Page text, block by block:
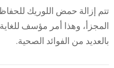
تتم إزالة حمض اللوريك
المجزأ، وهذا أمر مؤسف
بالعديد من الفوائد الصحية.